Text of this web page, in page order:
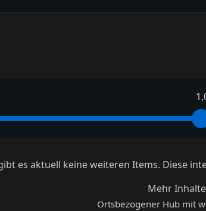
es aktuell keine weiteren Items. Diese
Mehr
Ortsbezogener Hub mit